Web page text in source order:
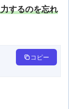
するのを忘れ
コピー